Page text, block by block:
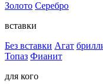
Золото Серебро
вставки
Без вставки Агат
Топаз Фианит
для кого